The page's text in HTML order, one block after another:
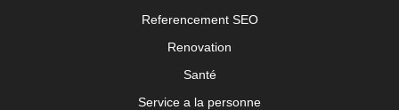
Referencement SEO
Renovation
Santé
Service a la personne